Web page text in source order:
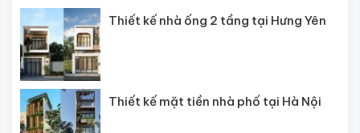
Thiết kế nhà ống 2 tầng tại Hưng Yên
Thiết kế mặt tiền nhà phố tại Hà Nội